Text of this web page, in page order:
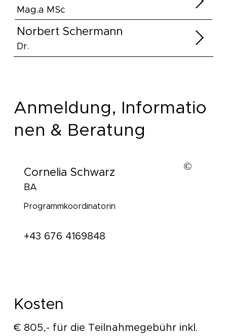
Anmeldung, Informatio
nen & Beratung
Programmkoordinatorin
Cornelia Schwarz
+43 676 4169848
BA
Matthias Wentzel ©
Kosten
€ 805,- für die Teilnahmegebühr inkl.
Mag.a MSc
Norbert Schermann
Dr.